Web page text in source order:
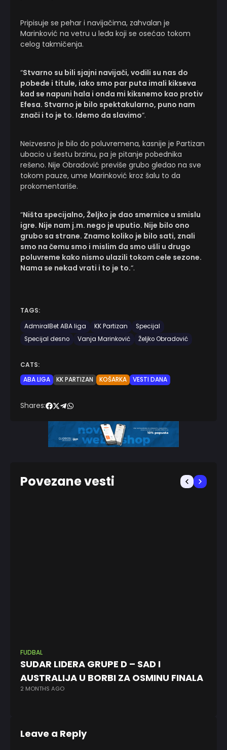
Pripisuje se pehar i navijačima, zahvalan je
Marinković na vetru u leđa koji se osećao tokom
celog takmičenja.
“Stvarno su bili sjajni navijači, vodili su nas do
pobede i titule, iako smo par puta imali kikseva
kad se napuni hala i onda mi kiksnemo kao protiv
Efesa. Stvarno je bilo spektakularno, puno nam
znači i to je to. Idemo da slavimo“.
Neizvesno je bilo do poluvremena, kasnije je Partizan
ubacio u šestu brzinu, pa je pitanje pobednika
rešeno. Nije Obradović previše grubo gledao na sve
tokom pauze, ume Marinković kroz šalu to da
prokomentariše.
“Ništa specijalno, Željko je dao smernice u smislu
igre. Nije nam j.m. nego je uputio. Nije bilo ono
grubo sa strane. Znamo koliko je bilo sati, znali
smo na čemu smo i mislim da smo ušli u drugo
poluvreme kako nismo ulazili tokom cele sezone.
Nama se nekad vrati i to je to.“.
TAGS:
AdmiralBet ABA liga
KK Partizan
Specijal
Specijal desno
Vanja Marinković Željko Obradović
CATS:
ABA LIGA
KK PARTIZAN KOŠARKA VESTI DANA
Shares:
Povezane vesti
FUDBAL
SUDAR LIDERA GRUPE D – SAD I
AUSTRALIJA U BORBI ZA OSMINU FINALA
2 MONTHS AGO
Leave a Reply